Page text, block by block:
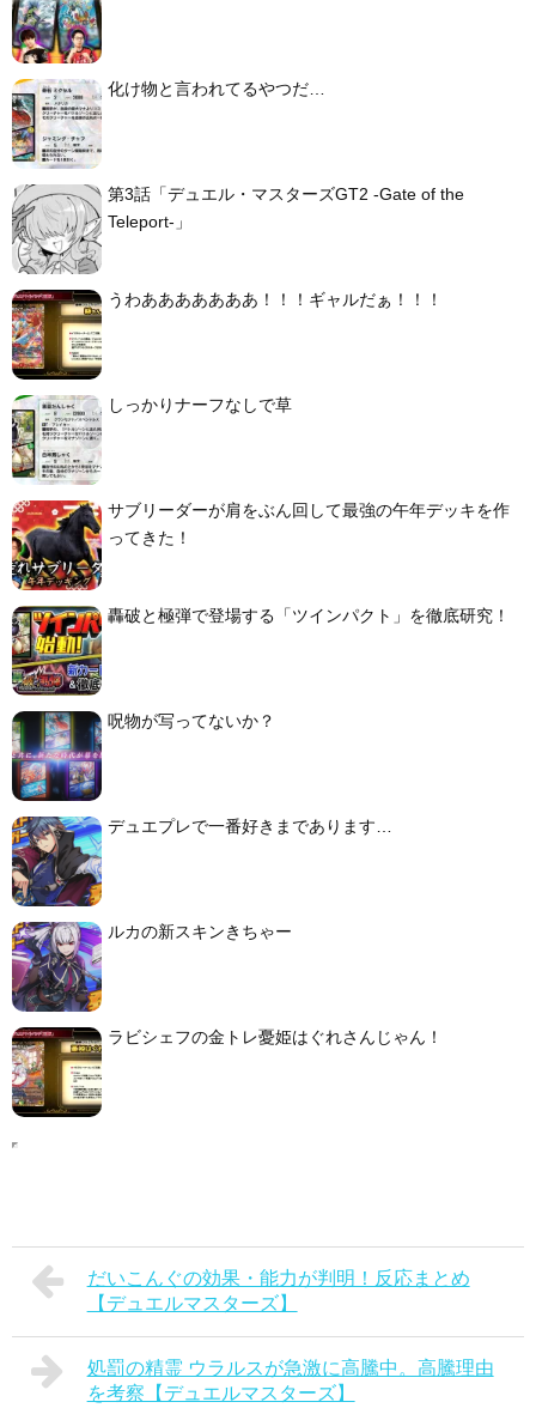
化け物と言われてるやつだ…
第3話「デュエル・マスターズGT2 -Gate of the
Teleport-」
うわあああああああ！！！ギャルだぁ！！！
しっかりナーフなしで草
サブリーダーが肩をぶん回して最強の午年デッキを作
ってきた！
轟破と極弾で登場する「ツインパクト」を徹底研究！
呪物が写ってないか？
デュエプレで一番好きまであります…
ルカの新スキンきちゃー
ラビシェフの金トレ憂姫はぐれさんじゃん！
だいこんぐの効果・能力が判明！反応まとめ
【デュエルマスターズ】
処罰の精霊 ウラルスが急激に高騰中。高騰理由
を考察【デュエルマスターズ】